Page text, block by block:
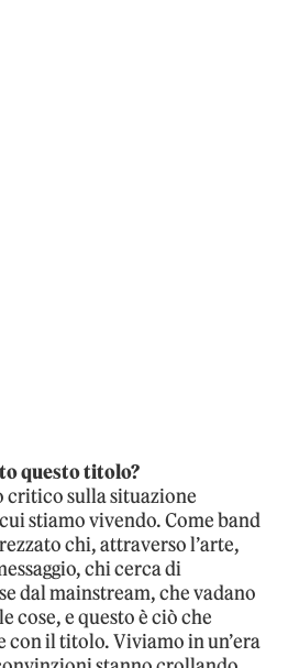
questo titolo?
critico sulla situazione
stiamo vivendo. Come band
chi, attraverso l’arte,
chi cerca di
dal mainstream, che vadano
cose, e questo è ciò che
il titolo. Viviamo in un’era